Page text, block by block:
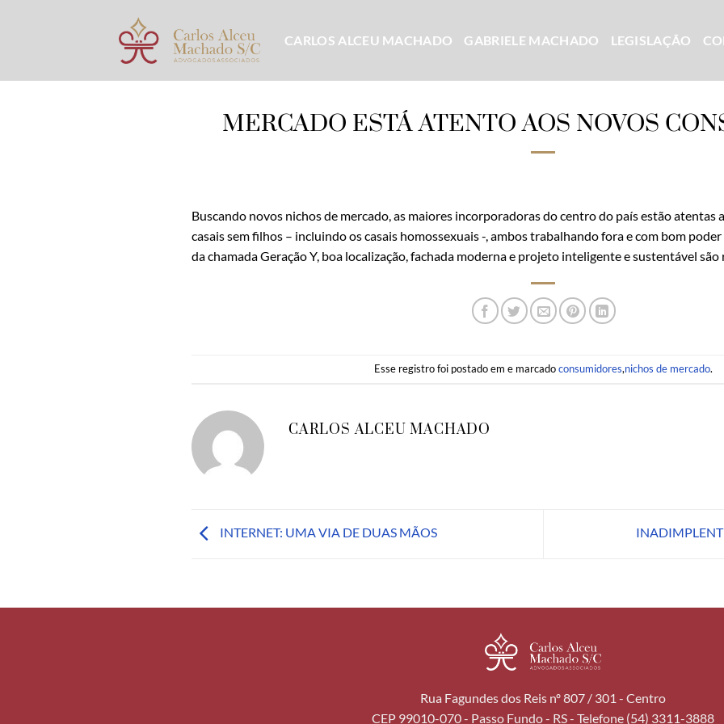
CARLOS ALCEU MACHADO GABRIELE MACHADO LEGISLAÇÃO
MERCADO ESTÁ ATENTO AOS NOVOS
Buscando novos nichos de mercado, as maiores incorporadoras do centro do país estão atentas
casais sem filhos – incluindo os casais homossexuais -, ambos trabalhando fora e com bom
da chamada Geração Y, boa localização, fachada moderna e projeto inteligente e sustentável são
Esse registro foi postado em e marcadoconsumidores,nichos de mercado.
CARLOS ALCEU MACHADO
INTERNET: UMA VIA DE DUAS MÃOS
Rua Fagundes dos Reis nº 807 / 301 - Centro
CEP 99010-070 - Passo Fundo - RS - Telefone (54) 3311-3888